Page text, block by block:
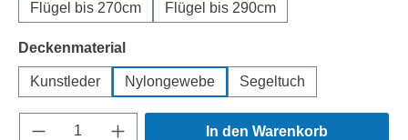
Flügel bis 270cm
Flügel bis 290cm
Deckenmaterialauswählen
Kunstleder Nylongewebe Segeltuch
Produkt Anzahl: Gib den gewünschten
In den Warenkorb